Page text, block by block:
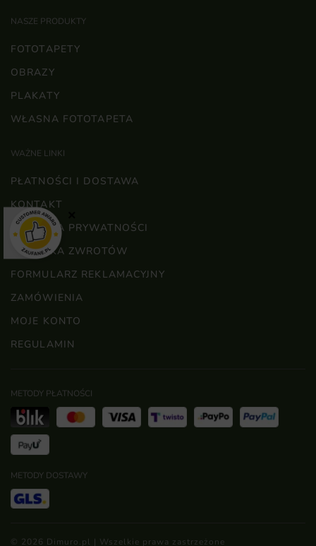
NASZE PRODUKTY
FOTOTAPETY
OBRAZY
PLAKATY
WŁASNA FOTOTAPETA
WAŻNE LINKI
PŁATNOŚCI I DOSTAWA
KONTAKT
POLITYKA PRYWATNOŚCI
POLITYKA ZWROTÓW
FORMULARZ REKLAMACYJNY
ZAMÓWIENIA
MOJE KONTO
REGULAMIN
METODY PŁATNOŚCI
METODY DOSTAWY
© 2026 Dimuro.pl | Wszelkie prawa zastrzeżone